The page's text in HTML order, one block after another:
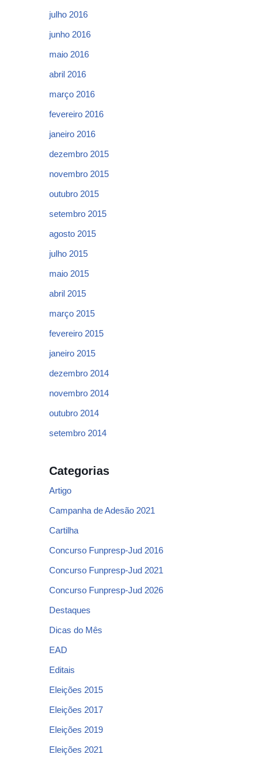
julho 2016
junho 2016
maio 2016
abril 2016
março 2016
fevereiro 2016
janeiro 2016
dezembro 2015
novembro 2015
outubro 2015
setembro 2015
agosto 2015
julho 2015
maio 2015
abril 2015
março 2015
fevereiro 2015
janeiro 2015
dezembro 2014
novembro 2014
outubro 2014
setembro 2014
Categorias
Artigo
Campanha de Adesão 2021
Cartilha
Concurso Funpresp-Jud 2016
Concurso Funpresp-Jud 2021
Concurso Funpresp-Jud 2026
Destaques
Dicas do Mês
EAD
Editais
Eleições 2015
Eleições 2017
Eleições 2019
Eleições 2021